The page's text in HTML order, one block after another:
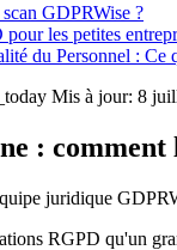
GDPRWise ?
les petites
du Personnel : Ce
Mis à jour: 8
:
juridique
RGPD qu'un